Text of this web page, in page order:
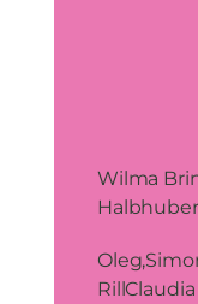
Wilma